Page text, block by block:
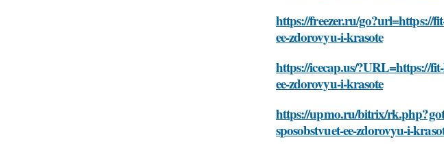
https://freezer.ru/go?url=https://
ee-zdorovyu-i-krasote
https://icecap.us/?URL=https://
ee-zdorovyu-i-krasote
https://upmo.ru/bitrix/
sposobstvuet-ee-zdorovyu-i-